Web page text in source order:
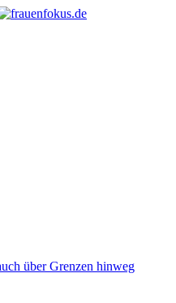
über Grenzen hinweg